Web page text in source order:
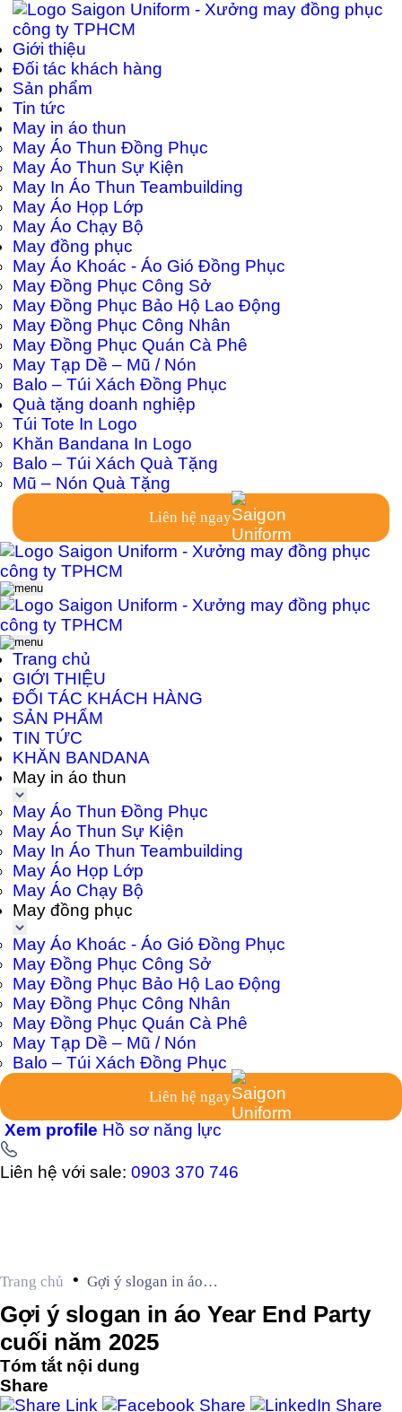
Giới thiệu
Đối tác khách hàng
Sản phẩm
Tin tức
May in áo thun
May Áo Thun Đồng Phục
May Áo Thun Sự Kiện
May In Áo Thun Teambuilding
May Áo Họp Lớp
May Áo Chạy Bộ
May đồng phục
May Áo Khoác - Áo Gió Đồng Phục
May Đồng Phục Công Sở
May Đồng Phục Bảo Hộ Lao Động
May Đồng Phục Công Nhân
May Đồng Phục Quán Cà Phê
May Tạp Dề – Mũ / Nón
Balo – Túi Xách Đồng Phục
Quà tặng doanh nghiệp
Túi Tote In Logo
Khăn Bandana In Logo
Balo – Túi Xách Quà Tặng
Mũ – Nón Quà Tặng
Liên hệ ngay
Trang chủ
GIỚI THIỆU
ĐỐI TÁC KHÁCH HÀNG
SẢN PHẨM
TIN TỨC
KHĂN BANDANA
May in áo thun
May Áo Thun Đồng Phục
May Áo Thun Sự Kiện
May In Áo Thun Teambuilding
May Áo Họp Lớp
May Áo Chạy Bộ
May đồng phục
May Áo Khoác - Áo Gió Đồng Phục
May Đồng Phục Công Sở
May Đồng Phục Bảo Hộ Lao Động
May Đồng Phục Công Nhân
May Đồng Phục Quán Cà Phê
May Tạp Dề – Mũ / Nón
Balo – Túi Xách Đồng Phục
Liên hệ ngay
Xem profile Hồ sơ năng lực
Liên hệ với sale: 0903 370 746
Trang chủ • Gợi ý slogan in áo
Year End Party cuối
năm 2025
Gợi ý slogan in áo Year End Party
cuối năm 2025
Tóm tắt nội dung
Share